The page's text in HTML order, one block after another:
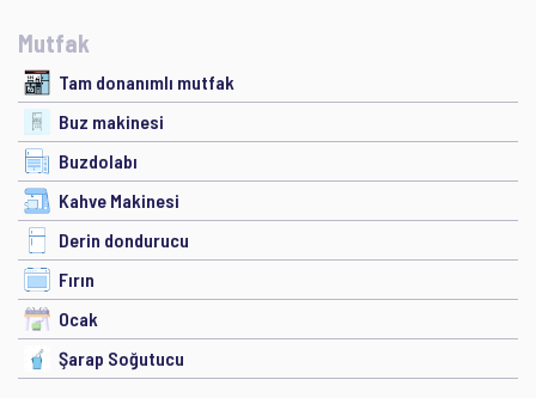
Mutfak
Tam donanımlı mutfak
Buz makinesi
Buzdolabı
Kahve Makinesi
Derin dondurucu
Fırın
Ocak
Şarap Soğutucu